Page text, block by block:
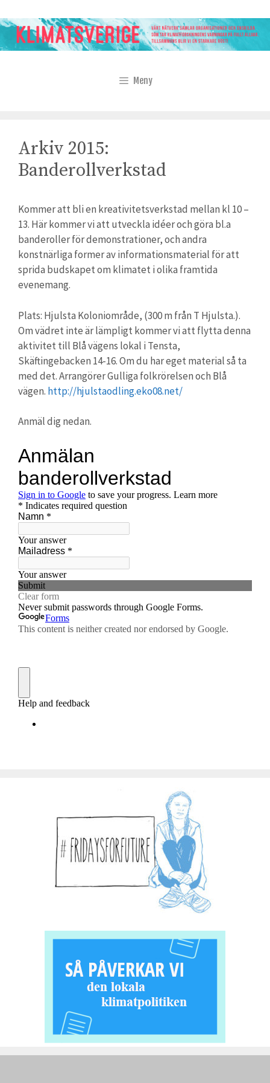
till
innehåll
Meny
Arkiv 2015:
Banderollverkstad
Kommer att bli en kreativitetsverkstad mellan kl 10 –
13. Här kommer vi att utveckla idéer och göra bl.a
banderoller för demonstrationer, och andra
konstnärliga former av informationsmaterial för att
sprida budskapet om klimatet i olika framtida
evenemang.
Plats: Hjulsta Koloniområde, (300 m från T Hjulsta.).
Om vädret inte är lämpligt kommer vi att flytta denna
aktivitet till Blå vägens lokal i Tensta,
Skäftingebacken 14-16. Om du har eget material så ta
med det. Arrangörer Gulliga folkrörelsen och Blå
vägen. http://hjulstaodling.eko08.net/
Anmäl dig nedan.